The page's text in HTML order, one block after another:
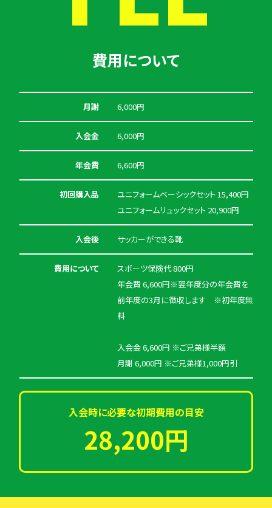
費用について
月謝 6,000円
入会金 6,000円
年会費 6,600円
初回購入品
ユニフォームベーシックセット 15,400円
ユニフォームリュックセット 20,900円
入会後 サッカーができる靴
費用について
スポーツ保険代 800円
年会費 6,600円※翌年度分の年会費を
前年度の3月に徴収します ※初年度無
料
入会金 6,600円 ※ご兄弟様半額
月謝 6,000円 ※ご兄弟様1,000円引
入会時に必要な初期費用の目安
28,200円